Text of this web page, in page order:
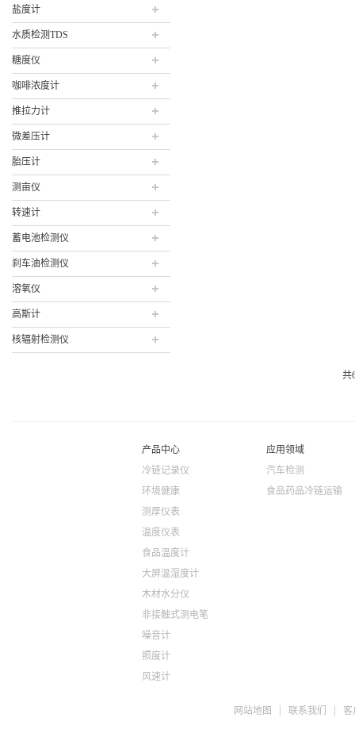
盐度计
水质检测TDS
糖度仪
咖啡浓度计
推拉力计
微差压计
胎压计
测亩仪
转速计
蓄电池检测仪
刹车油检测仪
溶氧仪
高斯计
核辐射检测仪
共
产品中心
冷链记录仪
环境健康
测厚仪表
温度仪表
食品温度计
大屏温湿度计
木材水分仪
非接触式测电笔
噪音计
照度计
风速计
应用领域
汽车检测
食品药品冷链运输
网站地图 联系我们 客